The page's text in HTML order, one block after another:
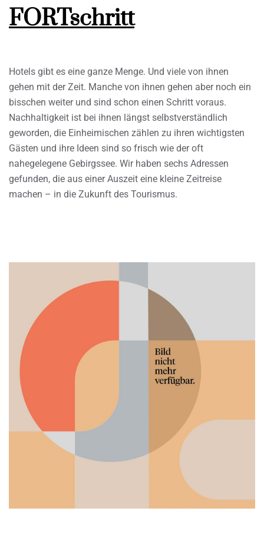
FORTschritt
Hotels gibt es eine ganze Menge. Und viele von ihnen
gehen mit der Zeit. Manche von ihnen gehen aber noch ein
bisschen weiter und sind schon einen Schritt voraus.
Nachhaltigkeit ist bei ihnen längst selbstverständlich
geworden, die Einheimischen zählen zu ihren wichtigsten
Gästen und ihre Ideen sind so frisch wie der oft
nahegelegene Gebirgssee. Wir haben sechs Adressen
gefunden, die aus einer Auszeit eine kleine Zeitreise
machen – in die Zukunft des Tourismus.